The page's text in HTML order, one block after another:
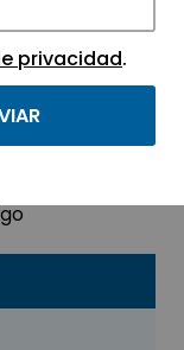
privacidad.